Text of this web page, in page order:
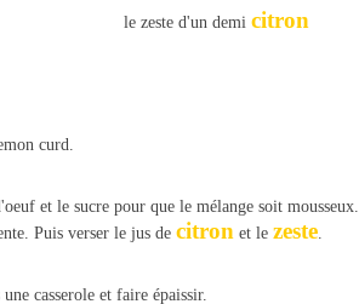
le zeste d'un demi citron
curd.
et le sucre pour que le mélange soit
Puis verser le jus de citron et le zeste.
casserole et faire épaissir.